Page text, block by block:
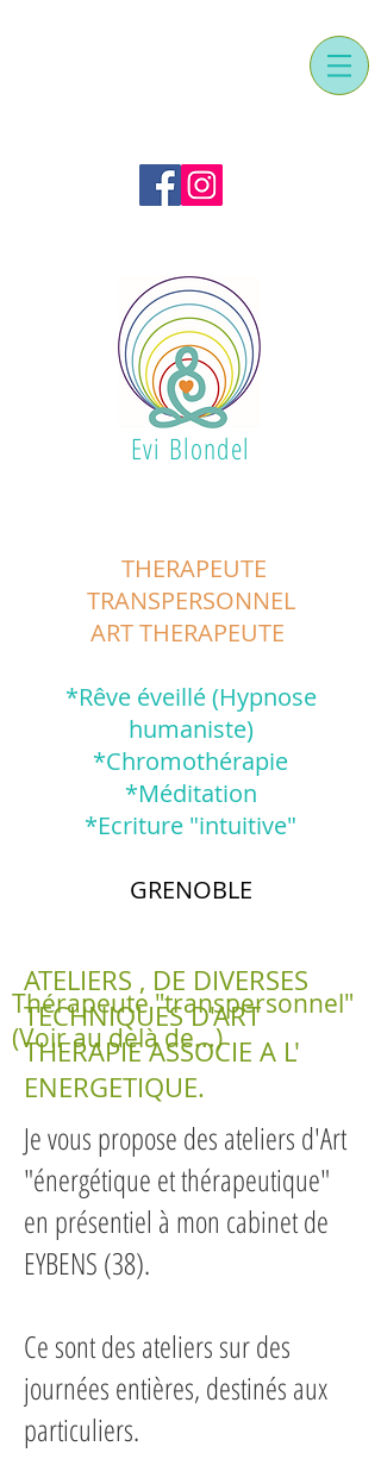
Evi Blondel
THERAPEUTE
TRANSPERSONNEL
ART THERAPEUTE
*Rêve éveillé (Hypnose
humaniste)
*Chromothérapie
*Méditation
*Ecriture "intuitive"
GRENOBLE
Thérapeute "transpersonnel"
(Voir au delà de...)
ATELIERS , DE DIVERSES
TECHNIQUES D'ART
THERAPIE ASSOCIE A L'
ENERGETIQUE.
Je vous propose des ateliers d'Art
"énergétique et thérapeutique"
en présentiel à mon cabinet de
EYBENS (38).
Ce sont des ateliers sur des
journées entières, destinés aux
particuliers.